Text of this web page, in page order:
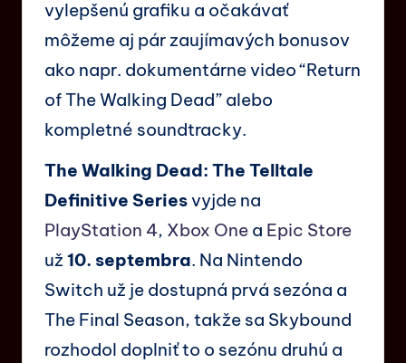
vylepšenú grafiku a očakávať
môžeme aj pár zaujímavých bonusov
ako napr. dokumentárne video “Return
of The Walking Dead” alebo
kompletné soundtracky.
The Walking Dead: The Telltale
Definitive Seriesvyjde na
PlayStation 4, Xbox One a Epic Store
už 10. septembra. Na Nintendo
Switch už je dostupná prvá sezóna a
The Final Season, takže sa Skybound
rozhodol doplniť to o sezónu druhú a